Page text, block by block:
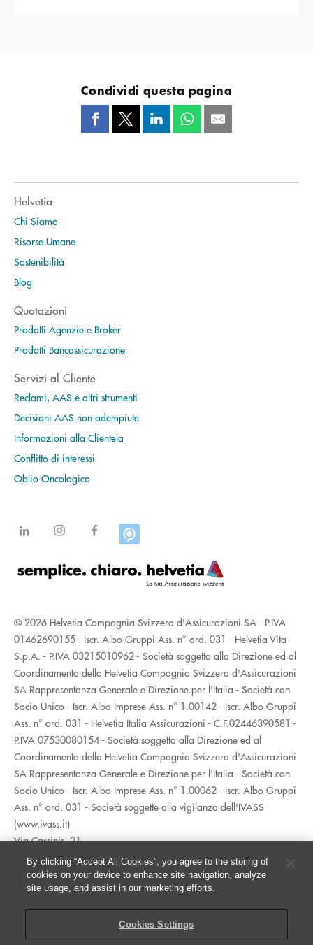
Condividi questa pagina
Helvetia
Chi Siamo
Risorse Umane
Sostenibilità
Blog
Quotazioni
Prodotti Agenzie e Broker
Prodotti Bancassicurazione
Servizi al Cliente
Reclami, AAS e altri strumenti
Decisioni AAS non adempiute
Informazioni alla Clientela
Conflitto di interessi
Oblio Oncologico
© 2026 Helvetia Compagnia Svizzera d'Assicurazioni SA - P.IVA
01462690155 - Iscr. Albo Gruppi Ass. n° ord. 031 - Helvetia Vita
S.p.A. - P.IVA 03215010962 - Società soggetta alla Direzione ed al
Coordinamento della Helvetia Compagnia Svizzera d'Assicurazioni
SA Rappresentanza Generale e Direzione per l'Italia - Società con
Socio Unico - Iscr. Albo Imprese Ass. n° 1.00142 - Iscr. Albo Gruppi
Ass. n° ord. 031 - Helvetia Italia Assicurazioni - C.F.02446390581 -
P.IVA 07530080154 - Società soggetta alla Direzione ed al
Coordinamento della Helvetia Compagnia Svizzera d'Assicurazioni
SA Rappresentanza Generale e Direzione per l'Italia - Società con
Socio Unico - Iscr. Albo Imprese Ass. n° 1.00062 - Iscr. Albo Gruppi
Ass. n° ord. 031 - Società soggette alla vigilanza dell'IVASS
(www.ivass.it)
Via Cassinis, 21
20139 Milano
02 5351.1
Accessibilità
Whistleblowing
By clicking “Accept All Cookies”, you agree to the storing of
cookies on your device to enhance site navigation, analyze
site usage, and assist in our marketing efforts.
Cookies Settings